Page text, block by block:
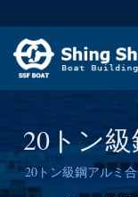
20トン
ト
20トン級鋼アルミ
1971年に設立され